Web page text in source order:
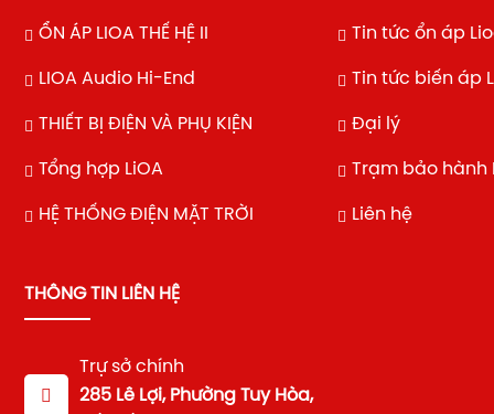
ỔN ÁP LIOA THẾ HỆ II
LIOA Audio Hi-End
THIẾT BỊ ĐIỆN VÀ PHỤ KIỆN
Tổng hợp LiOA
HỆ THỐNG ĐIỆN MẶT TRỜI
Tin tức ổn áp
Tin tức biến áp
Đại lý
Trạm bảo hành
Liên hệ
THÔNG TIN LIÊN HỆ
Trự sở chính
285 Lê Lợi, Phường Tuy Hòa,